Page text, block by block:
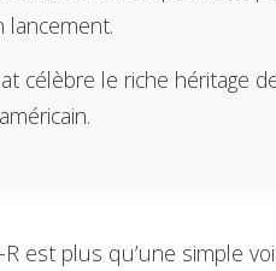
lancement.
célèbre le riche héritage
R est plus qu’une simple